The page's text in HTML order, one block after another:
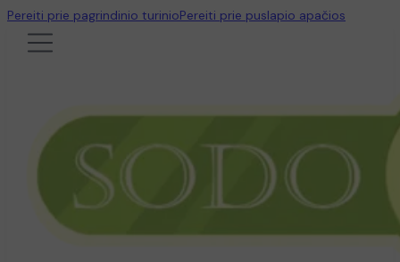
Pereiti prie pagrindinio turinioPereiti prie puslapio apačios